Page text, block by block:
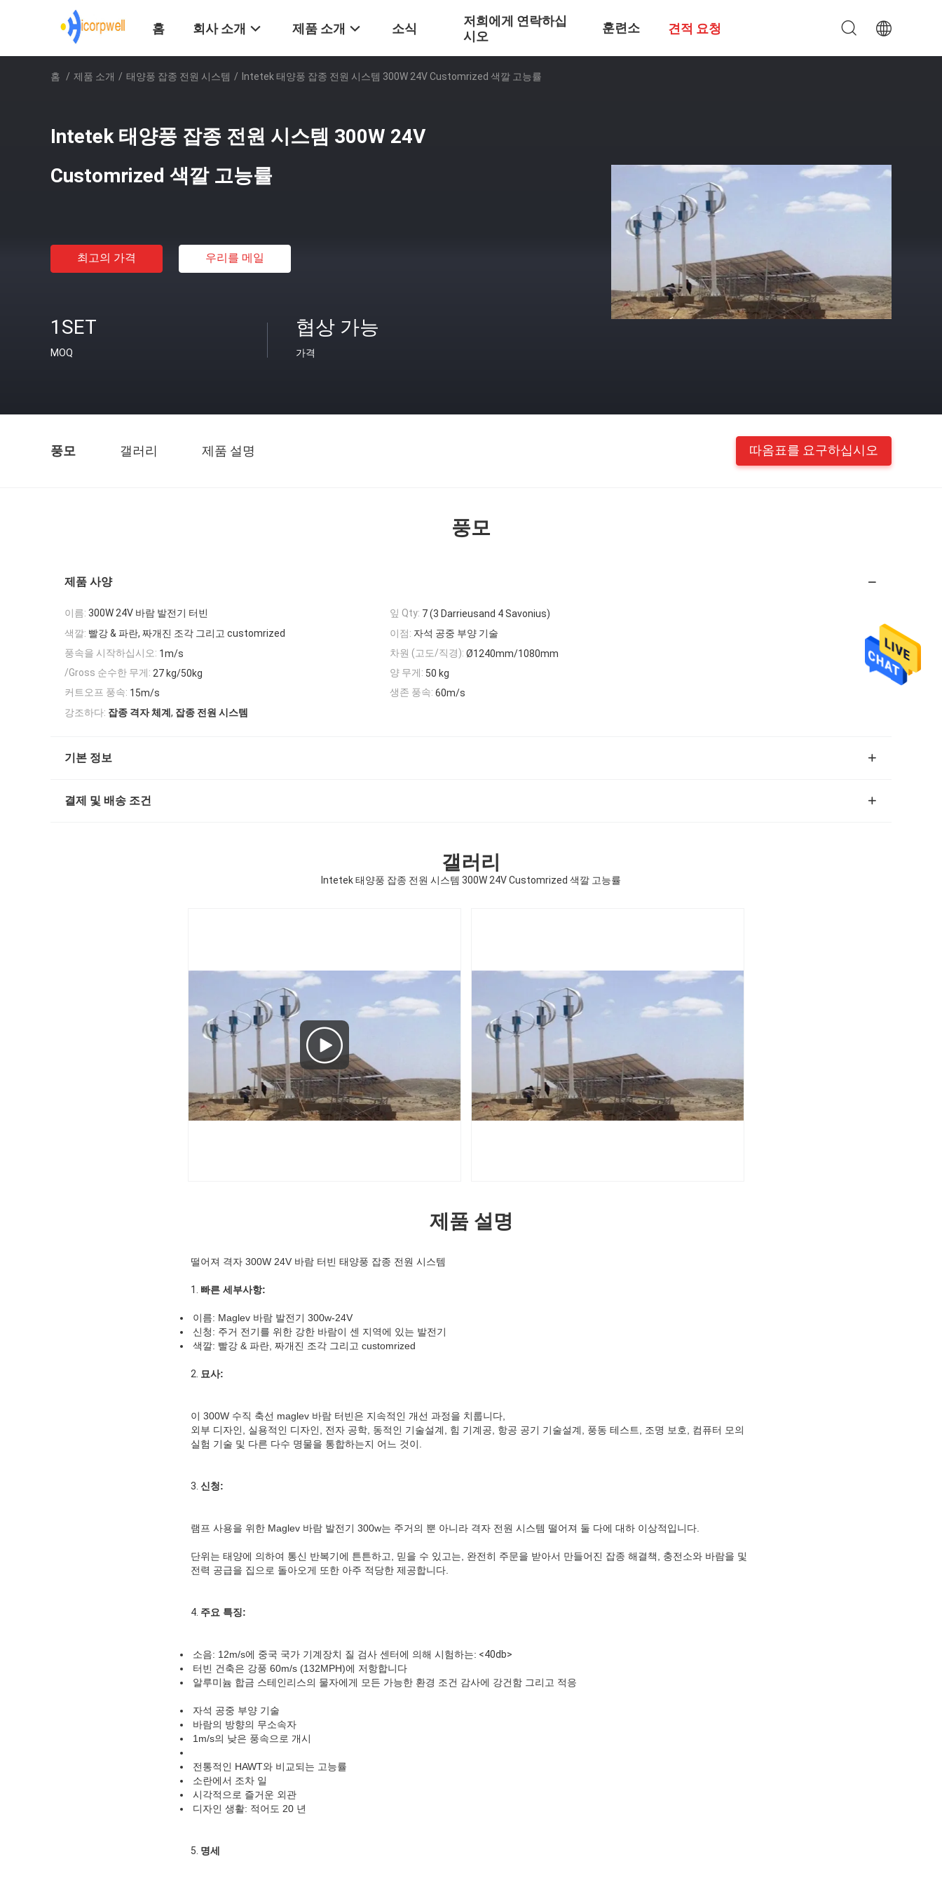
홈 회사 소개 제품 소개 소식
저희에게 연락하십
시오
훈련소 견적 요청
홈 / 제품 소개 / 태양풍 잡종 전원 시스템 / Intetek 태양풍 잡종 전원 시스템 300W 24V Customrized 색깔 고능률
Intetek 태양풍 잡종 전원 시스템 300W 24V
Customrized 색깔 고능률
최고의 가격 우리를 메일
1SET
MOQ
협상 가능
가격
풍모 갤러리 제품 설명 따옴표를 요구하십시오
풍모
제품 사양
이름: 300W 24V 바람 발전기 터빈 잎 Qty: 7 (3 Darrieusand 4 Savonius)
색깔: 빨강 & 파란, 짜개진 조각 그리고 customrized 이점: 자석 공중 부양 기술
풍속을 시작하십시오: 1m/s 차원 (고도/직경): Ø1240mm/1080mm
/Gross 순수한 무게: 27 kg/50kg 양 무게: 50 kg
커트오프 풍속: 15m/s 생존 풍속: 60m/s
강조하다: 잡종 격자 체계 , 잡종 전원 시스템
기본 정보
결제 및 배송 조건
갤러리
Intetek 태양풍 잡종 전원 시스템 300W 24V Customrized 색깔 고능률
제품 설명
떨어져 격자 300W 24V 바람 터빈 태양풍 잡종 전원 시스템
1. 빠른 세부사항:
이름: Maglev 바람 발전기 300w-24V
신청: 주거 전기를 위한 강한 바람이 센 지역에 있는 발전기
색깔: 빨강 & 파란, 짜개진 조각 그리고 customrized
2. 묘사:
이 300W 수직 축선 maglev 바람 터빈은 지속적인 개선 과정을 치룹니다,
외부 디자인, 실용적인 디자인, 전자 공학, 동적인 기술설계, 힘 기계공, 항공 공기 기술설계, 풍동 테스트, 조명 보호, 컴퓨터 모의
실험 기술 및 다른 다수 명물을 통합하는지 어느 것이.
3. 신청:
램프 사용을 위한 Maglev 바람 발전기 300w는 주거의 뿐 아니라 격자 전원 시스템 떨어져 둘 다에 대하 이상적입니다.
단위는 태양에 의하여 통신 반복기에 튼튼하고, 믿을 수 있고는, 완전히 주문을 받아서 만들어진 잡종 해결책, 충전소와 바람을 및
전력 공급을 집으로 돌아오게 또한 아주 적당한 제공합니다.
4. 주요 특징:
소음: 12m/s에 중국 국가 기계장치 질 검사 센터에 의해 시험하는: <40db>
터빈 건축은 강풍 60m/s (132MPH)에 저항합니다
알루미늄 합금 스테인리스의 물자에게 모든 가능한 환경 조건 감사에 강건함 그리고 적응
자석 공중 부양 기술
바람의 방향의 무소속자
1m/s의 낮은 풍속으로 개시
전통적인 HAWT와 비교되는 고능률
소란에서 조차 일
시각적으로 즐거운 외관
디자인 생활: 적어도 20 년
5. 명세